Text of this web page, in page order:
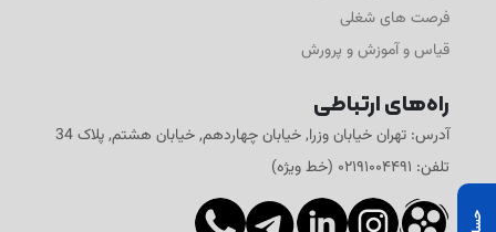
فرصت های شغلی
قیاس و آموزش و پرورش
راه‌های ارتباطی
آدرس: تهران خیابان وزرا, خیابان چهاردهم, خیابان هشتم, پلاک 34
تلفن: ۰۲۱۹۱۰۰۴۴۹۱ (خط ویژه)